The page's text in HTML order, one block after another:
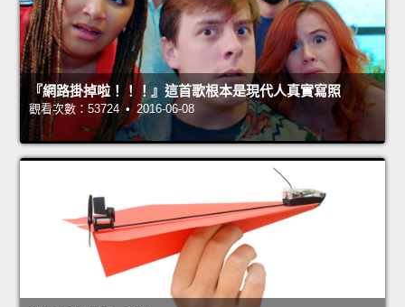
『網路掛掉啦！！！』這首歌根本是現代人真實寫照
觀看次數：53724 • 2016-06-08